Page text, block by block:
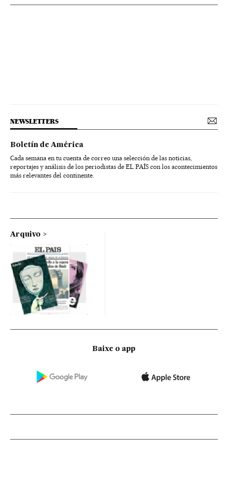
NEWSLETTERS
Boletín de América
Cada semana en tu cuenta de correo una selección de las noticias,
reportajes y análisis de los periodistas de EL PAÍS con los acontecimientos
más relevantes del continente.
Arquivo
Baixe o app